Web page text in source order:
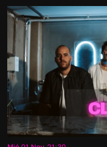
Mar Menor, y
Rock. Ha desarrollado la carrera artísticas de decenas